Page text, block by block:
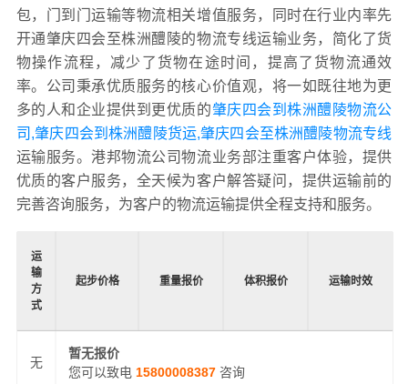
包，门到门运输等物流相关增值服务，同时在行业内率先
开通肇庆四会至株洲醴陵的物流专线运输业务，简化了货
物操作流程，减少了货物在途时间，提高了货物流通效
率。公司秉承优质服务的核心价值观，将一如既往地为更
多的人和企业提供到更优质的肇庆四会到株洲醴陵物流公
司,肇庆四会到株洲醴陵货运,肇庆四会至株洲醴陵物流专线
运输服务。港邦物流公司物流业务部注重客户体验，提供
优质的客户服务，全天候为客户解答疑问，提供运输前的
完善咨询服务，为客户的物流运输提供全程支持和服务。
运
输
方
式
起步价格 重量报价 体积报价 运输时效
无
暂无报价
您可以致电 15800008387 咨询